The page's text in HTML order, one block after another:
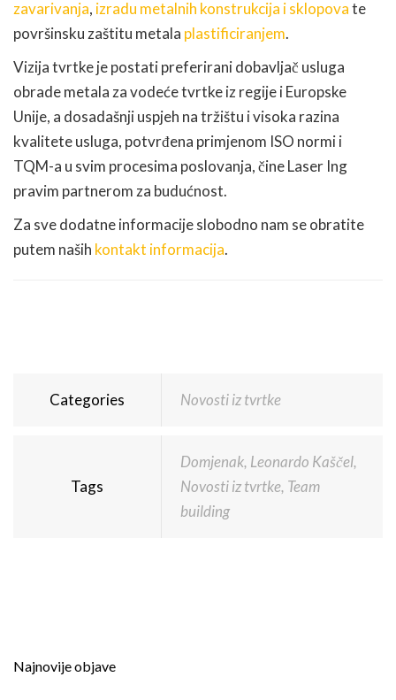
zavarivanja, izradu metalnih konstrukcija i sklopovate
površinsku zaštitu metala plastificiranjem.
Vizija tvrtke je postati preferirani dobavljač usluga
obrade metala za vodeće tvrtke iz regije i Europske
Unije, a dosadašnji uspjeh na tržištu i visoka razina
kvalitete usluga, potvrđena primjenom ISO normi i
TQM-a u svim procesima poslovanja, čine Laser Ing
pravim partnerom za budućnost.
Za sve dodatne informacije slobodno nam se obratite
putem naših kontakt informacija.
Categories Novosti iz tvrtke
Tags
Domjenak, Leonardo Kaščel,
Novosti iz tvrtke, Team
building
Najnovije objave